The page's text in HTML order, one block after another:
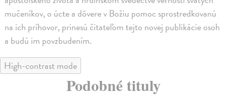
mučeníkov, o úcte a dôvere v Božiu pomoc sprostredkovanú
na ich príhovor, prinesú čitateľom tejto novej publikácie osoh
a budú im povzbudením.
High-contrast mode
Podobné tituly